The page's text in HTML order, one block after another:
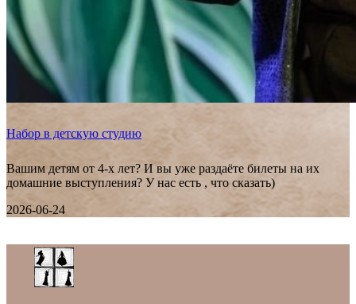
Набор в детскую студию
Вашим детям от 4-х лет? И вы уже раздаёте билеты на их
домашние выступления? У нас есть , что сказать)
2026-06-24